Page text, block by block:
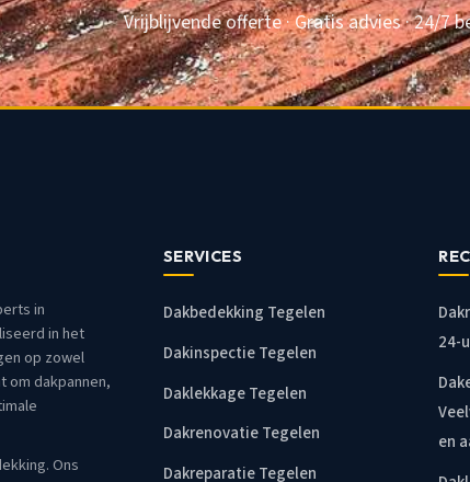
Vrijblijvende offerte · Gratis advies · 24/7
in
in het
op zowel
om dakpannen,
Ons
SERVICES
Dakbedekking Tegelen
Dakinspectie Tegelen
Daklekkage Tegelen
Dakrenovatie Tegelen
Dakreparatie Tegelen
24-
en